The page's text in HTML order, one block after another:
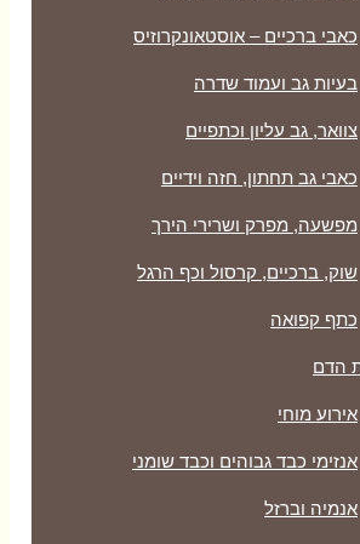
כאבי ברכיים – אוסטאונקרוזיס
בעיות גב ועמוד שדרה
צוואר, גב עליון וכתפיים
כאבי גב תחתון, חזה וידיים
מפשעה, מפרק ושרירי הירך
שוק, ברכיים, קרסול וכף הרגל
כתף קפואה
הדם
אירוע מוחי
אנזימי כבד גבוהים וכבד שומני
אנמיה וברזל